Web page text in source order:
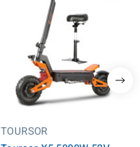
TOURSOR